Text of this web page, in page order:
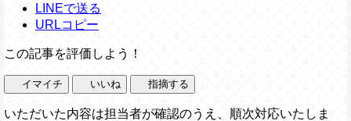
LINEで送る
URLコピー
この記事を評価しよう！
イマイチ いいね 指摘する
いただいた内容は担当者が確認のうえ、順次対応いたしま